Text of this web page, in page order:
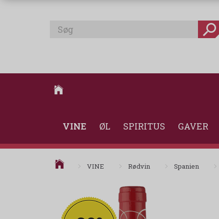
VINE ØL SPIRITUS GAVER
VINE Rødvin Spanien